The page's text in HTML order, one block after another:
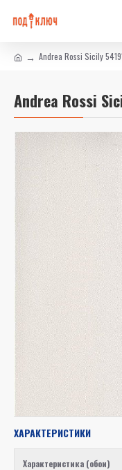
Andrea Rossi Sicily
Andrea Rossi
ХАРАКТЕРИСТИКИ
Характеристика (обои)